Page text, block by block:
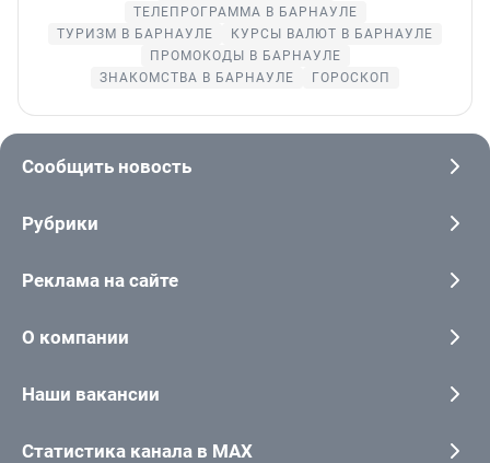
ТЕЛЕПРОГРАММА В БАРНАУЛЕ
ТУРИЗМ В БАРНАУЛЕ
КУРСЫ ВАЛЮТ В БАРНАУЛЕ
ПРОМОКОДЫ В БАРНАУЛЕ
ЗНАКОМСТВА В БАРНАУЛЕ
ГОРОСКОП
Сообщить новость
Рубрики
Реклама на сайте
О компании
Наши вакансии
Статистика канала в MAX